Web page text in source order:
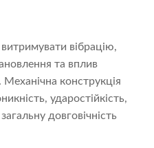
вібрацію,
та вплив
конструкція
ударостійкість,
довговічність